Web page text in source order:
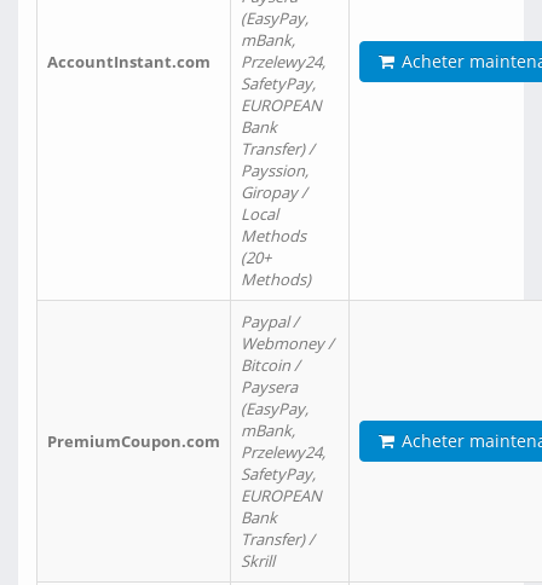
AccountInstant.com
(EasyPay,
mBank,
Przelewy24,
SafetyPay,
EUROPEAN
Bank
Transfer) /
Payssion,
Giropay /
Local
Methods
(20+
Methods)
Acheter
PremiumCoupon.com
Paypal /
Webmoney /
Bitcoin /
Paysera
(EasyPay,
mBank,
Przelewy24,
SafetyPay,
EUROPEAN
Bank
Transfer) /
Skrill
Acheter